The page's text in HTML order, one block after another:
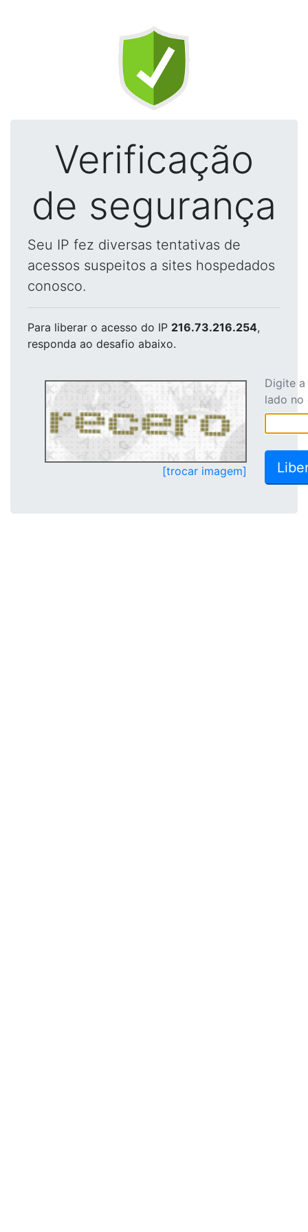
Verificação
de segurança
Seu IP fez diversas tentativas de
acessos suspeitos a sites hospedados
conosco.
Para liberar o acesso do IP 216.73.216.254,
responda ao desafio abaixo.
[trocar imagem]
Digite
lado no